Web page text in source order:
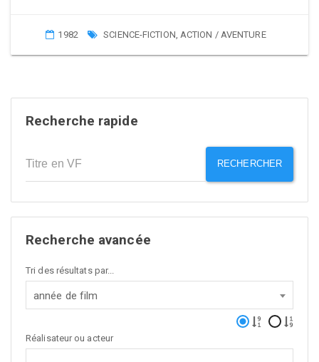
1982 SCIENCE-FICTION, ACTION / AVENTURE
Recherche rapide
RECHERCHER
Recherche avancée
Tri des résultats par...
année de film
Réalisateur ou acteur